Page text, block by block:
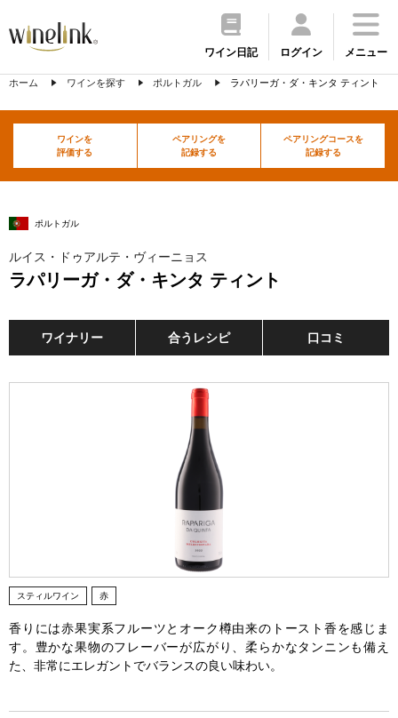
ワイン日記 ログイン メニュー
ホーム ワインを探す ポルトガル ラパリーガ・ダ・キンタ ティント
ワインを
評価する
ペアリングを
記録する
ペアリングコースを
記録する
ポルトガル
ルイス・ドゥアルテ・ヴィーニョス
ラパリーガ・ダ・キンタ ティント
ワイナリー 合うレシピ 口コミ
スティルワイン 赤
香りには赤果実系フルーツとオーク樽由来のトースト香を感じま
す。豊かな果物のフレーバーが広がり、柔らかなタンニンも備え
た、非常にエレガントでバランスの良い味わい。